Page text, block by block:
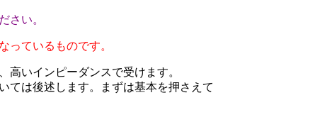
さい。
っているものです。
いインピーダンスで受けます。
ては後述します。まずは基本を押さえて